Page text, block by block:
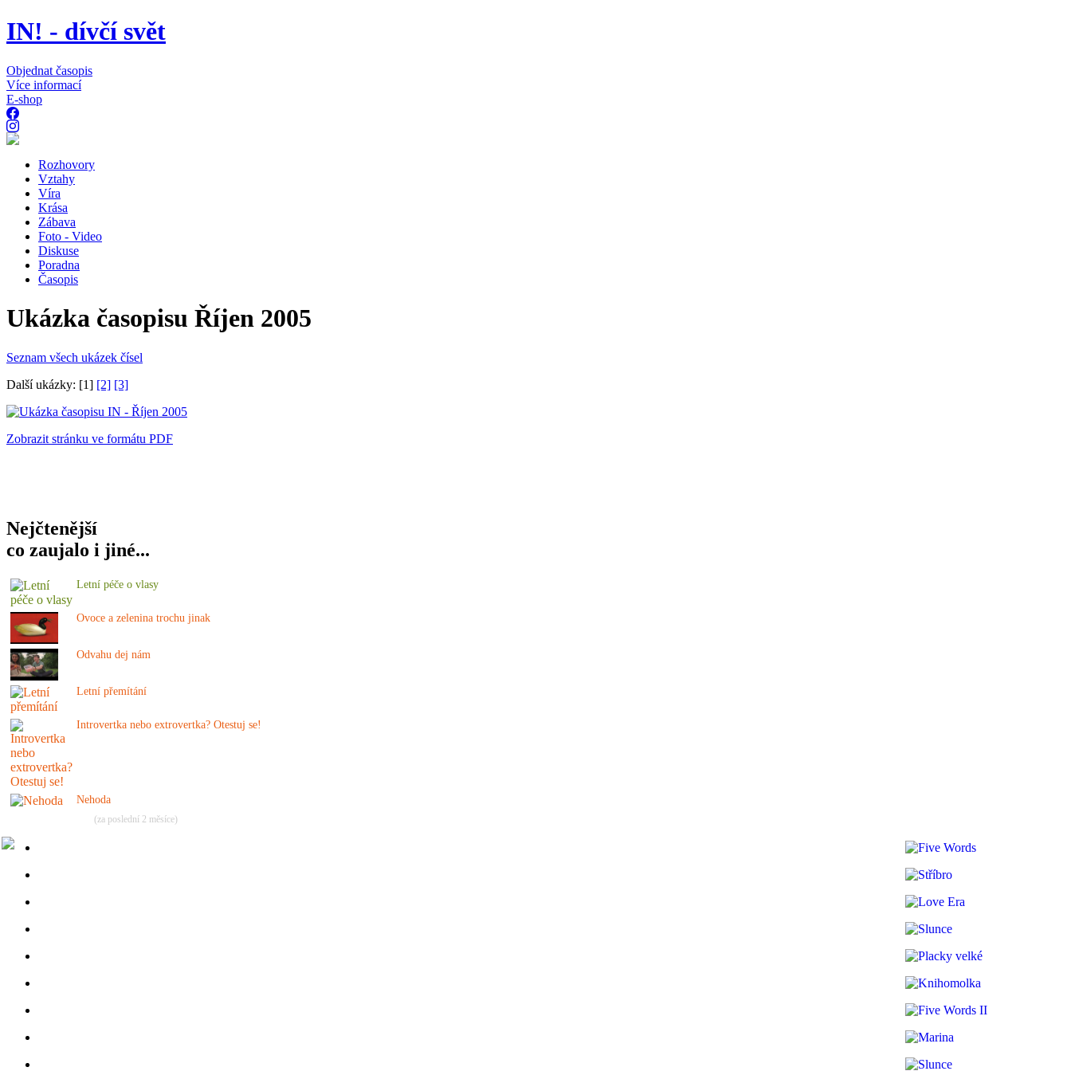
IN! - dívčí svět
Objednat časopis
Více informací
E-shop
Rozhovory
Vztahy
Víra
Krása
Zábava
Foto - Video
Diskuse
Poradna
Časopis
Ukázka časopisu Říjen 2005
Seznam všech ukázek čísel
Další ukázky: [1] [2] [3]
Zobrazit stránku ve formátu PDF
Nejčtenější
co zaujalo i jiné...
Letní péče o vlasy
Ovoce a zelenina trochu jinak
Odvahu dej nám
Letní přemítání
Introvertka nebo extrovertka? Otestuj se!
Nehoda
(za poslední 2 měsíce)